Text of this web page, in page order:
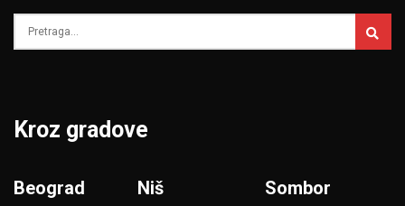
Kroz gradove
Beograd Niš Sombor